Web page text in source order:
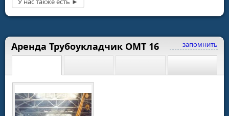
запомнить
Аренда Трубоукладчик ОМТ 16